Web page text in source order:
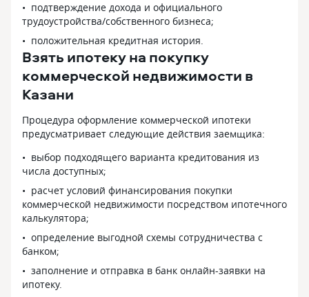
подтверждение дохода и официального
трудоустройства/собственного бизнеса;
положительная кредитная история.
Взять ипотеку на покупку
коммерческой недвижимости в
Казани
Процедура оформление коммерческой ипотеки
предусматривает следующие действия заемщика:
выбор подходящего варианта кредитования из
числа доступных;
расчет условий финансирования покупки
коммерческой недвижимости посредством ипотечного
калькулятора;
определение выгодной схемы сотрудничества с
банком;
заполнение и отправка в банк онлайн-заявки на
ипотеку.